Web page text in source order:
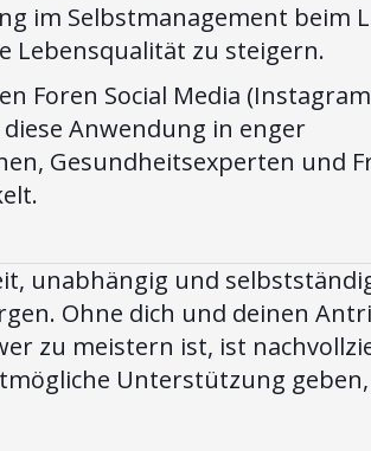
im Selbstmanagement beim
Lebensqualität zu steigern.
Foren Social Media
Anwendung in enger
Gesundheitsexperten und
unabhängig und
Ohne dich und deinen
zu meistern ist, ist
Unterstützung geben,